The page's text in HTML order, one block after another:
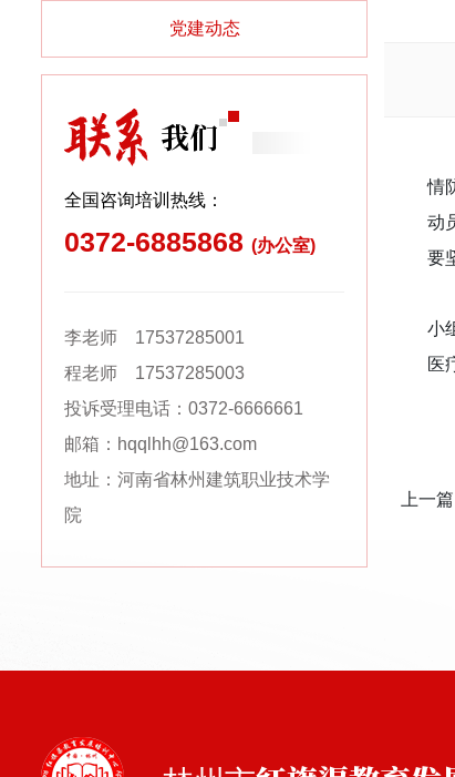
党建动态
全国咨询培训热线：
0372-6885868 (办公室)
李老师 17537285001
程老师 17537285003
投诉受理电话：0372-6666661
邮箱：hqqlhh@163.com
地址：河南省林州建筑职业技术学
院
情
动
要
小
医
上一篇